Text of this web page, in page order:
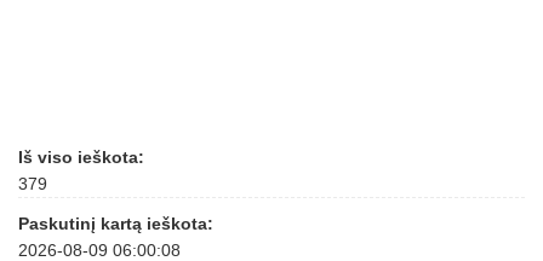
Iš viso ieškota:
379
Paskutinį kartą ieškota:
2026-08-09 06:00:08